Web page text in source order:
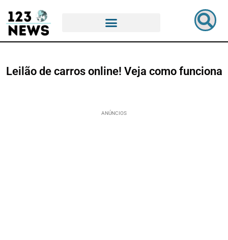
Leilão de carros online! Veja como funciona
ANÚNCIOS